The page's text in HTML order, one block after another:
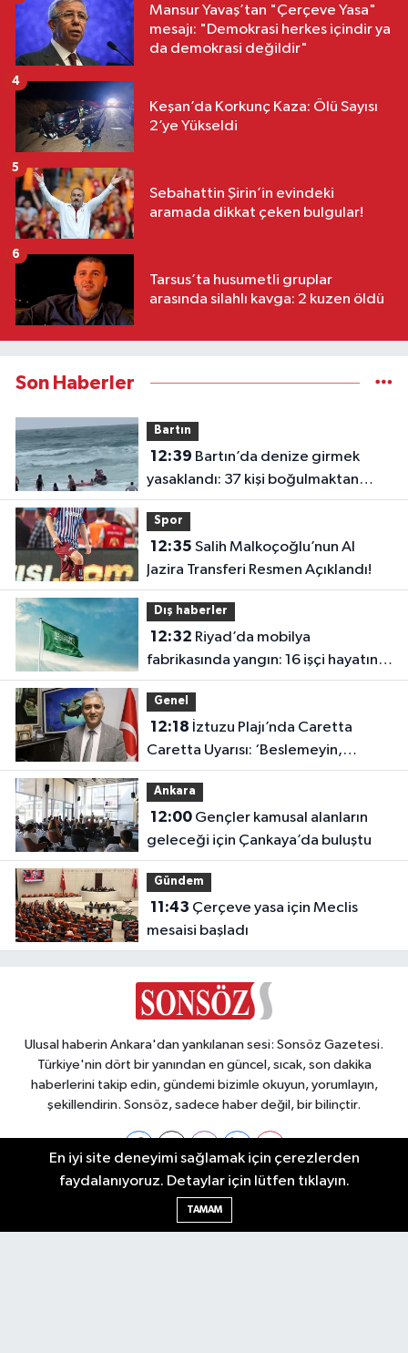
Mansur Yavaş’tan "Çerçeve Yasa"
mesajı: "Demokrasi herkes içindir ya
da demokrasi değildir"
Keşan’da Korkunç Kaza: Ölü Sayısı
2’ye Yükseldi
4
Sebahattin Şirin’in evindeki
aramada dikkat çeken bulgular!
5
Tarsus’ta husumetli gruplar
arasında silahlı kavga: 2 kuzen öldü
6
Son Haberler
Bartın
12:39
yasaklandı: 37 kişi boğulmaktan
kurtarıldı
Spor
12:35
Jazira Transferi Resmen Açıklandı!
Dış haberler
12:32
fabrikasında yangın: 16 işçi hayatını
kaybetti
Genel
12:18
Caretta Uyarısı: ‘Beslemeyin,
Dokunmayın, Yaklaşmayın’
Ankara
12:00Gençler kamusal alanların
geleceği için Çankaya’da buluştu
Gündem
11:43
mesaisi başladı
Ulusal haberin Ankara'dan yankılanan sesi: Sonsöz Gazetesi.
Türkiye'nin dört bir yanından en güncel, sıcak, son dakika
haberlerini takip edin, gündemi bizimle okuyun, yorumlayın,
şekillendirin. Sonsöz, sadece haber değil, bir bilinçtir.
Ankara Nöbetçi Eczaneler
En iyi site deneyimi sağlamak için çerezlerden
faydalanıyoruz. Detaylar için lütfen tıklayın.
TAMAM